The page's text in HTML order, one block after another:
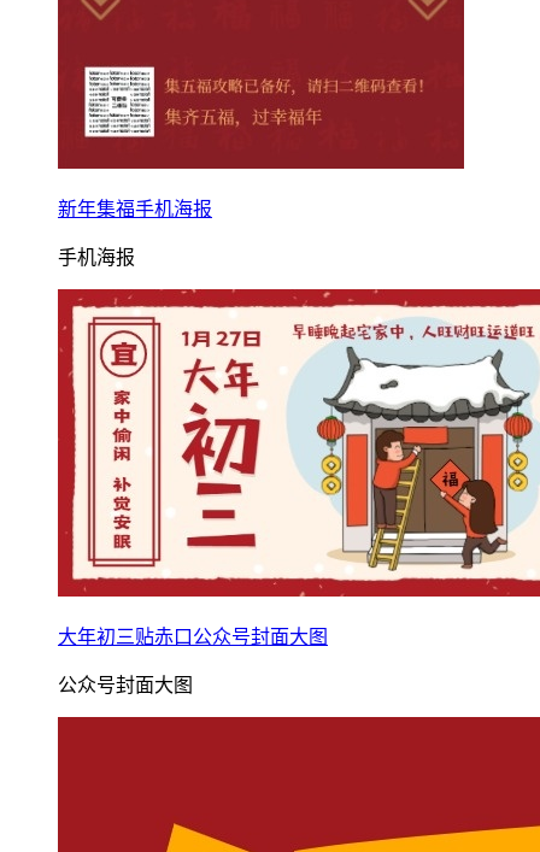
新年集福手机海报
手机海报
大年初三贴赤口公众号封面大图
公众号封面大图